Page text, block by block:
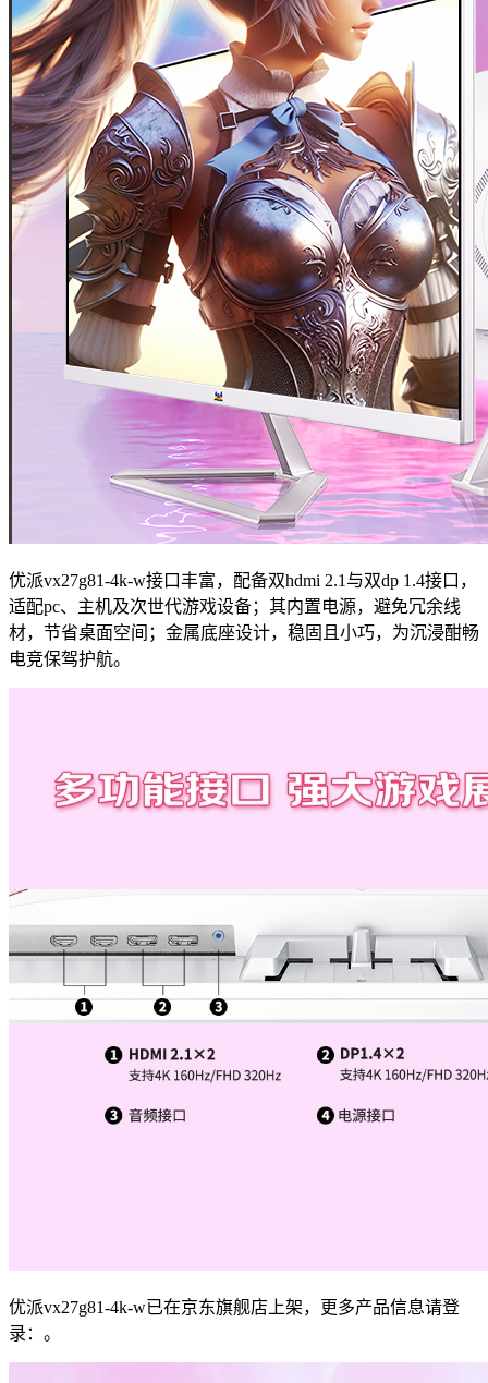
优派vx27g81-4k-w接口丰富，配备双hdmi 2.1与双dp 1.4接口，
适配pc、主机及次世代游戏设备；其内置电源，避免冗余线
材，节省桌面空间；金属底座设计，稳固且小巧，为沉浸酣畅
电竞保驾护航。
优派vx27g81-4k-w已在京东旗舰店上架，更多产品信息请登
录：。